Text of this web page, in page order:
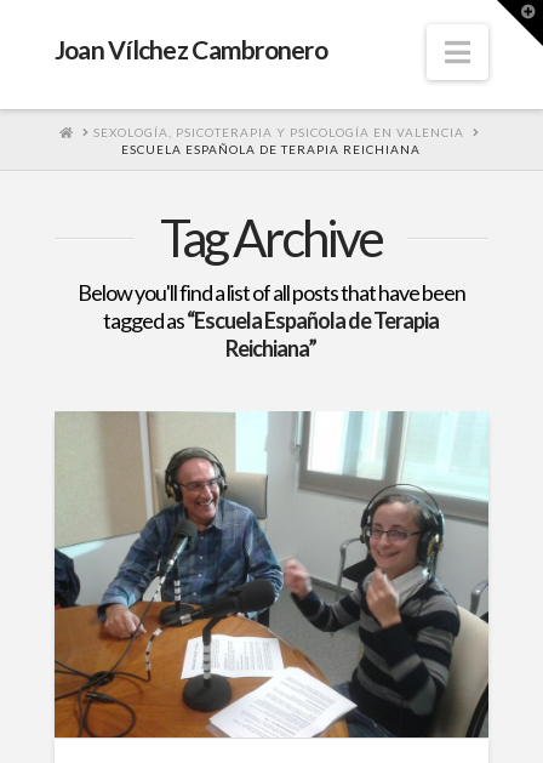
Joan Vílchez Cambronero
HOMESEXOLOGÍA, PSICOTERAPIA Y PSICOLOGÍA EN VALENCIA
ESCUELA ESPAÑOLA DE TERAPIA REICHIANA
Tag Archive
Below you'll find a list of all posts that have been
tagged as“Escuela Española de Terapia
Reichiana”